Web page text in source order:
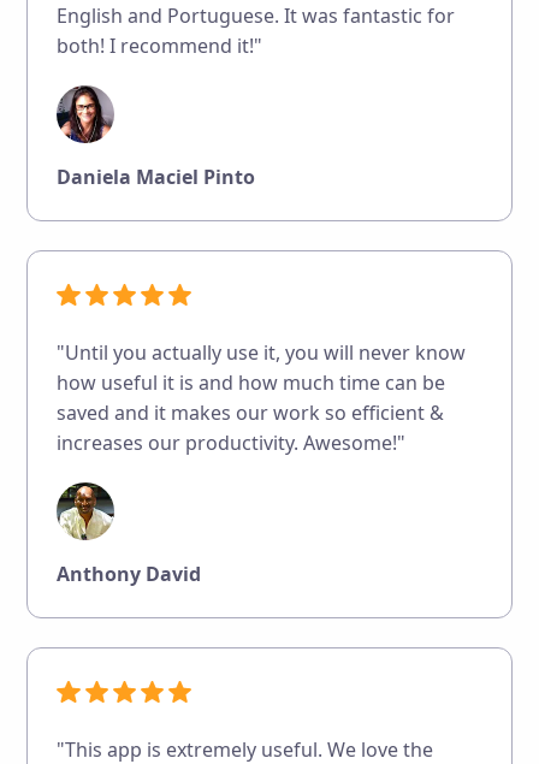
English and Portuguese. It was fantastic for
both! I recommend it!"
Daniela Maciel Pinto
"Until you actually use it, you will never know
how useful it is and how much time can be
saved and it makes our work so efficient &
increases our productivity. Awesome!"
Anthony David
"This app is extremely useful. We love the